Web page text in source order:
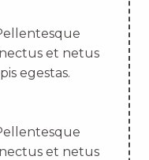
et netus
egestas.
et netus